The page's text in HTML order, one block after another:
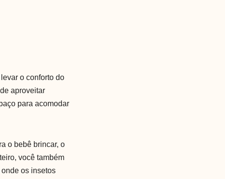
o conforto do
aproveitar
para acomodar
o bebê brincar, o
você também
os insetos